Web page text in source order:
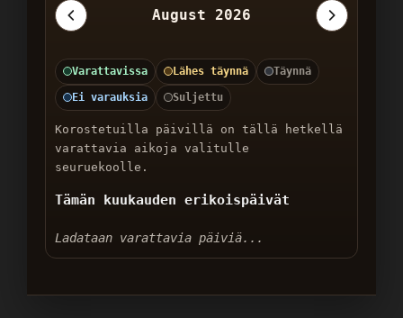
August 2026
Varattavissa Lähes täynnä Täynnä
Ei varauksia Suljettu
Korostetuilla päivillä on tällä hetkellä
varattavia aikoja valitulle
seuruekoolle.
Tämän kuukauden erikoispäivät
Ladataan varattavia päiviä...